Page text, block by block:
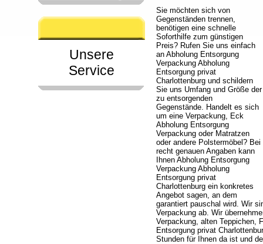
Unsere
Service
Sie möchten sich von
Gegenständen trennen,
benötigen eine schnelle
Soforthilfe zum günstigen
Preis? Rufen Sie uns einfach
an Abholung Entsorgung
Verpackung Abholung
Entsorgung privat
Charlottenburg und schildern
Sie uns Umfang und Größe der
zu entsorgenden
Gegenstände. Handelt es sich
um eine Verpackung, Eck
Abholung Entsorgung
Verpackung oder Matratzen
oder andere Polstermöbel? Bei
recht genauen Angaben kann
Ihnen Abholung Entsorgung
Verpackung Abholung
Entsorgung privat
Charlottenburg ein konkretes
Angebot sagen, an dem
garantiert pauschal wird. Wir
Verpackung ab. Wir
Verpackung, alten Teppichen,
Entsorgung privat
Stunden für Ihnen da ist und